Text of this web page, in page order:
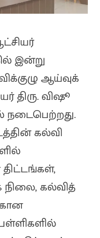
இன்று
ஆய்வுக்
திரு. விஷூ
கல்வி
கல்வித்